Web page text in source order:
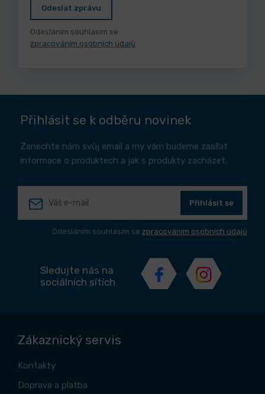
Odeslat zprávu
Odesláním souhlasím se
zpracováním osobních údajů
Přihlásit se k odběru novinek
Zanechte nám svůj email a my vám budeme zasílat
informace o produktech a jak s produkty zacházet.
Přihlásit se
Odesláním souhlasím se zpracováním osobních údajů
Sledujte nás na
sociálních sítích
Zákaznický servis
Kontakty
Doprava a platba